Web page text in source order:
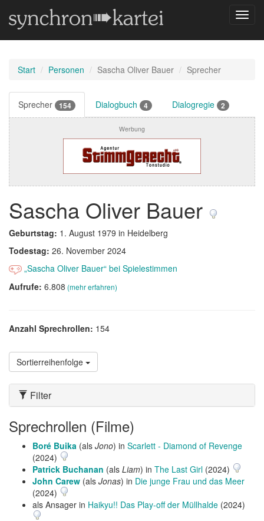
Start Personen Sascha Oliver Bauer Sprecher
Sprecher 154 Dialogbuch 4 Dialogregie 2
Werbung
Sascha Oliver Bauer
Geburtstag: 1. August 1979 in Heidelberg
Todestag: 26. November 2024
„Sascha Oliver Bauer“ bei Spielestimmen
Aufrufe: 6.808 (mehr erfahren)
Anzahl Sprechrollen: 154
Sortierreihenfolge
Filter
Sprechrollen (Filme)
Boré Buika (als Jono) in Scarlett - Diamond of Revenge
(2024)
Patrick Buchanan (als Liam) in The Last Girl (2024)
John Carew (als Jonas) in Die junge Frau und das Meer
(2024)
als Ansager in Haikyu!! Das Play-off der Müllhalde (2024)